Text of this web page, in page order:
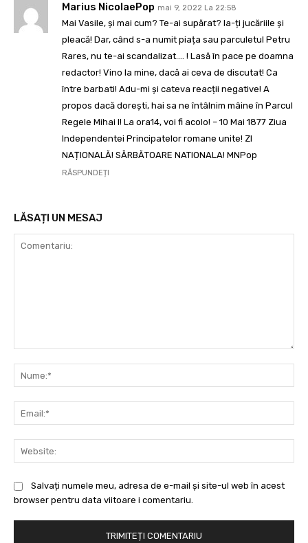
Marius NicolaePop mai 9, 2022 La 22:58
Mai Vasile, și mai cum? Te-ai supărat? Ia-ți jucăriile și
pleacă! Dar, când s-a numit piața sau parculetul Petru
Rares, nu te-ai scandalizat…. ! Lasă în pace pe doamna
redactor! Vino la mine, dacă ai ceva de discutat! Ca
între barbati! Adu-mi și cateva reacții negative! A
propos dacă dorești, hai sa ne întâlnim mâine în Parcul
Regele Mihai I! La ora14, voi fi acolo! – 10 Mai 1877 Ziua
Independentei Principatelor romane unite! ZI
NAȚIONALĂ! SĂRBĂTOARE NATIONALA! MNPop
RĂSPUNDEȚI
LĂSAȚI UN MESAJ
Salvați numele meu, adresa de e-mail și site-ul web în acest
browser pentru data viitoare i comentariu.